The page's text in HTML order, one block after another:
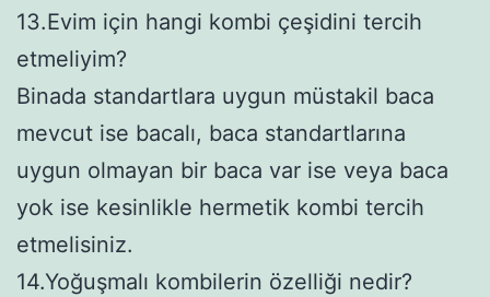
13.Evim için hangi kombi çeşidini tercih
etmeliyim?
Binada standartlara uygun müstakil baca
mevcut ise bacalı, baca standartlarına
uygun olmayan bir baca var ise veya baca
yok ise kesinlikle hermetik kombi tercih
etmelisiniz.
14.Yoğuşmalı kombilerin özelliği nedir?